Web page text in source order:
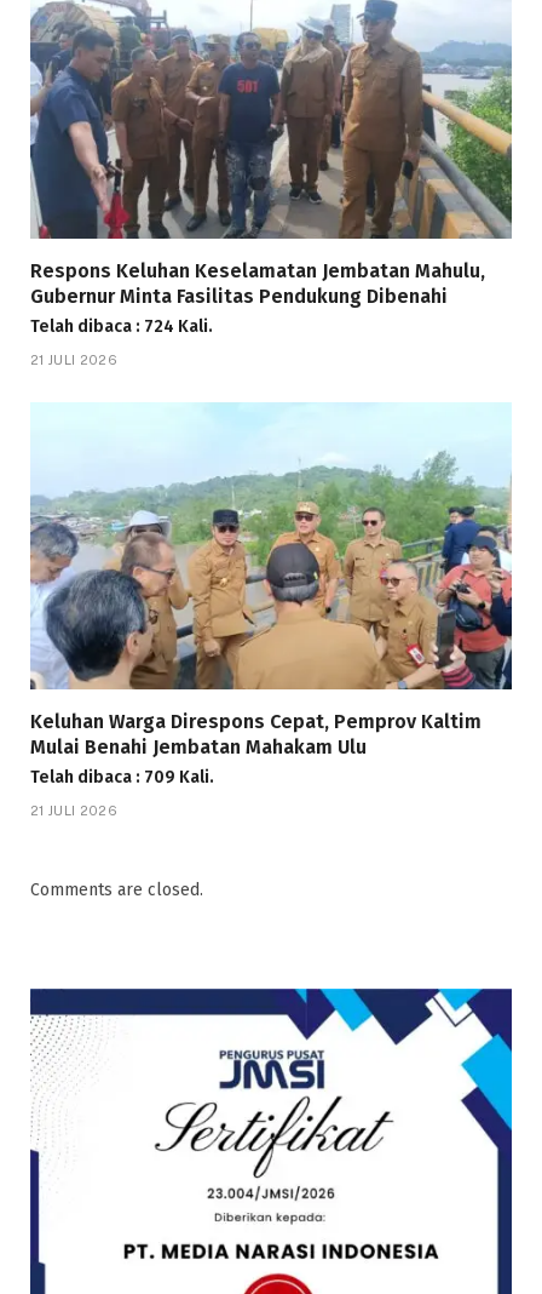
Respons Keluhan Keselamatan Jembatan Mahulu,
Gubernur Minta Fasilitas Pendukung Dibenahi
Telah dibaca : 724 Kali.
21 JULI 2026
Keluhan Warga Direspons Cepat, Pemprov Kaltim
Mulai Benahi Jembatan Mahakam Ulu
Telah dibaca : 709 Kali.
21 JULI 2026
Comments are closed.